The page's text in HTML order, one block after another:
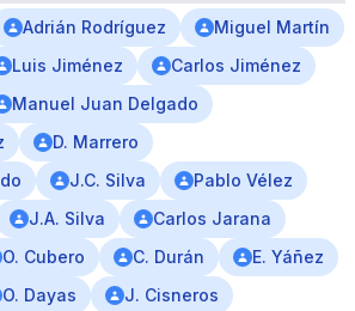
Adrián Rodríguez
Miguel Martín
Luis Jiménez
Carlos Jiménez
Manuel Juan Delgado
D. Marrero
J.C. Silva
Pablo Vélez
J.A. Silva
Carlos Jarana
O. Cubero C. Durán
E. Yáñez
O. Dayas
J. Cisneros